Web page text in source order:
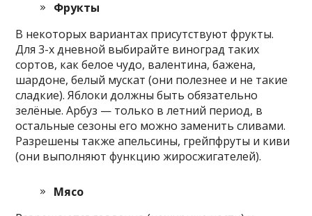
Фрукты
В некоторых вариантах присутствуют фрукты.
Для 3-х дневной выбирайте виноград таких
сортов, как белое чудо, валентина, бажена,
шардоне, белый мускат (они полезнее и не такие
сладкие). Яблоки должны быть обязательно
зелёные. Арбуз — только в летний период, в
остальные сезоны его можно заменить сливами.
Разрешены также апельсины, грейпфруты и киви
(они выполняют функцию жиросжигателей).
Мясо